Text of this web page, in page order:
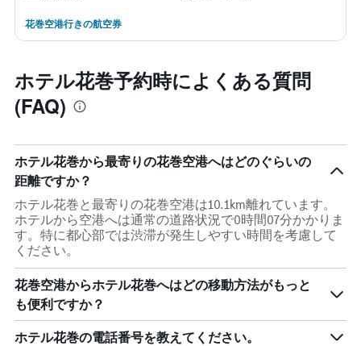
花巻空港行きの航空券
ホテル花巻予約時によくある質問
(FAQ)
ホテル花巻から最寄りの花巻空港へはどのぐらいの
距離ですか？
ホテル花巻と最寄りの花巻空港は10.1km離れています。
ホテルから空港へは通常の道路状況で0時間07分かかりま
す。特に都心部では渋滞が発生しやすい時間を考慮して
ください。
花巻空港からホテル花巻へはどの移動方法がもっと
も便利ですか？
ホテル花巻の電話番号を教えてください。